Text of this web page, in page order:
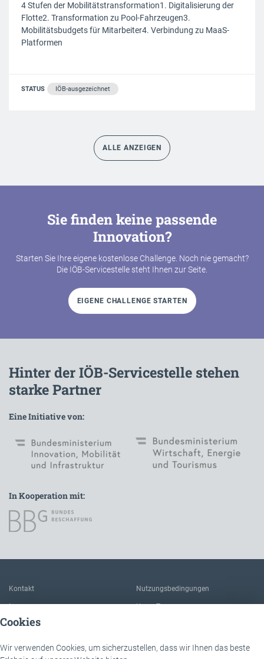
4 Stufen der Mobilitätstransformation1. Digitalisierung der
Flotte2. Transformation zu Pool-Fahrzeugen3.
Mobilitätsbudgets für Mitarbeiter4. Verbindung zu MaaS-
Platformen
STATUS IÖB-ausgezeichnet
ALLE ANZEIGEN
Sie finden keine passende
Innovation?
Starten Sie Ihre eigene kostenlose Challenge. Noch nie gemacht?
Die IÖB-Servicestelle steht Ihnen zur Seite.
EIGENE CHALLENGE STARTEN
Hinter der IÖB-Servicestelle stehen
starke Partner
Eine Initiative von:
In Kooperation mit:
Cookies
Wir verwenden Cookies, um sicherzustellen, dass wir Ihnen das beste
Kontakt
Impressum
FAQ
Nutzungsbedingungen
Unser Team